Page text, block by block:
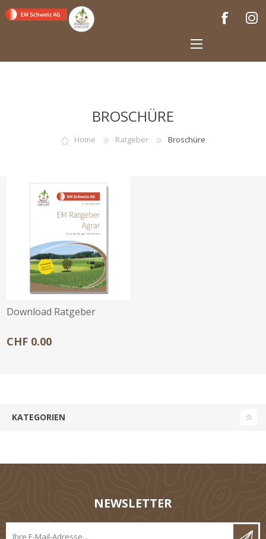
BROSCHÜRE
Home Ratgeber Broschüre
Download Ratgeber
CHF 0.00
KATEGORIEN
NEWSLETTER